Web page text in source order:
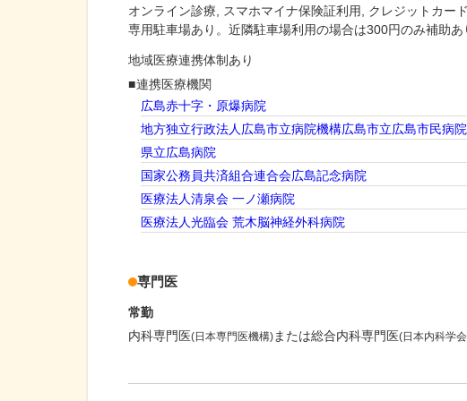
オンライン診療 スマホマイナ保険証利用 クレジットカード
専用駐車場あり。近隣駐車場利用の場合は300円のみ補助あ
地域医療連携体制あり
連携医療機関
広島赤十字・原爆病院
地方独立行政法人広島市立病院機構広島市立広島市民病院
県立広島病院
国家公務員共済組合連合会広島記念病院
医療法人清泉会 一ノ瀬病院
医療法人光臨会 荒木脳神経外科病院
専門医
常勤
内科専門医(日本専門医機構) または総合内科専門医(日本内科学